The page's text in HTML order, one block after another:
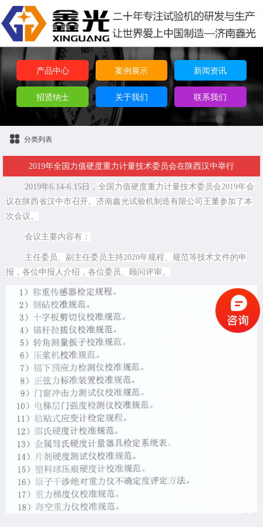
产品中心 案例展示 新闻资讯
招贤纳士 关于我们 联系我们
分类列表
2019年全国力值硬度重力计量技术委员会在陕西汉中举行
2019年6.14-6.15日， 全国力值硬度重力计量技术委员会2019年会
议在陕西省汉中市召开。济南鑫光试验机制造有限公司王董参加了本
次会议。
会议主要内容有：
主任委员、副主任委员主持2020年规程、 规范等技术文件的申
报，各位申报人介绍，各位委员、顾问评审。